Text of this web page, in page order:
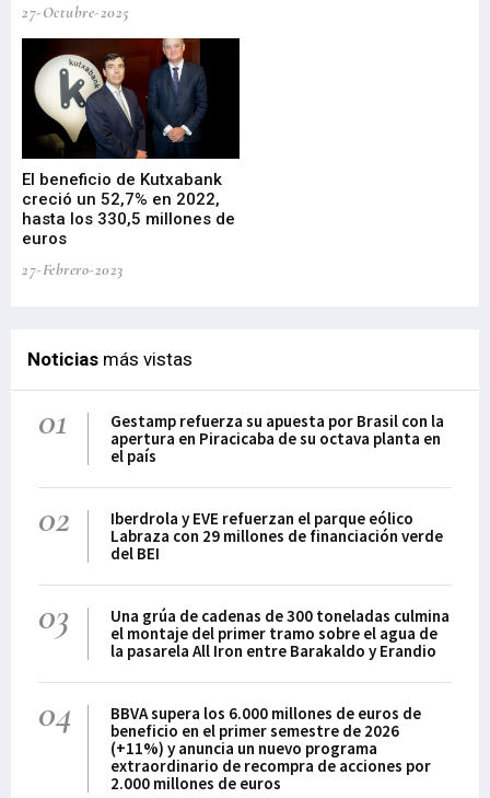
27-Octubre-2025
El beneficio de Kutxabank
creció un 52,7% en 2022,
hasta los 330,5 millones de
euros
27-Febrero-2023
Noticias más vistas
01
Gestamp refuerza su apuesta por Brasil con la
apertura en Piracicaba de su octava planta en
el país
02
Iberdrola y EVE refuerzan el parque eólico
Labraza con 29 millones de financiación verde
del BEI
03
Una grúa de cadenas de 300 toneladas culmina
el montaje del primer tramo sobre el agua de
la pasarela All Iron entre Barakaldo y Erandio
04
BBVA supera los 6.000 millones de euros de
beneficio en el primer semestre de 2026
(+11%) y anuncia un nuevo programa
extraordinario de recompra de acciones por
2.000 millones de euros